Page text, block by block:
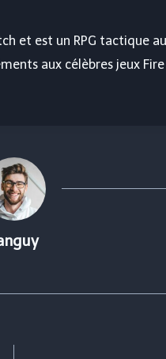
et est un RPG tactique
aux célèbres jeux Fire